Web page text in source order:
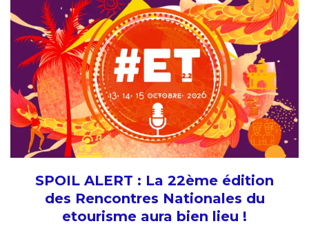
SPOIL ALERT : La 22ème édition
des Rencontres Nationales du
etourisme aura bien lieu !